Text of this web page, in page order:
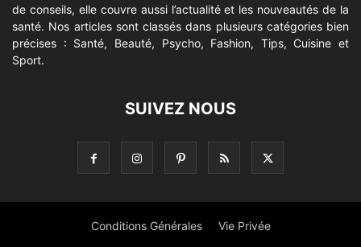
de conseils, elle couvre aussi l’actualité et les nouveautés de la
santé. Nos articles sont classés dans plusieurs catégories bien
précises : Santé, Beauté, Psycho, Fashion, Tips, Cuisine et
Sport.
SUIVEZ NOUS
Conditions Générales Vie Privée